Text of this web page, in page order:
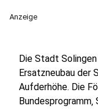
Anzeige
Die Stadt
Ersatzneubau der
Aufderhöhe. Die